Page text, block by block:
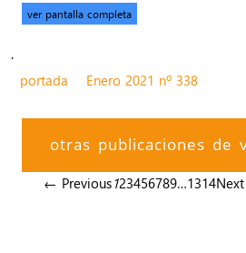
ver pantalla completa
.
portada
Enero 2021 nº 338
otras publicaciones de
← Previous123456789…1314